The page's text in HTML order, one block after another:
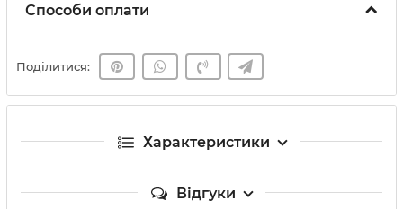
Способи оплати
Поділитися:
Характеристики
Відгуки